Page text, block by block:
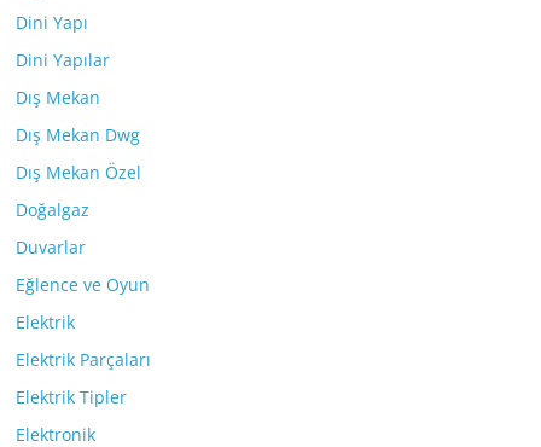
Dini Yapı
Dini Yapılar
Dış Mekan
Dış Mekan Dwg
Dış Mekan Özel
Doğalgaz
Duvarlar
Eğlence ve Oyun
Elektrik
Elektrik Parçaları
Elektrik Tipler
Elektronik